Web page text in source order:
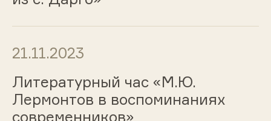
21.11.2023
Литературный час «М.Ю.
Лермонтов в воспоминаниях
современников»